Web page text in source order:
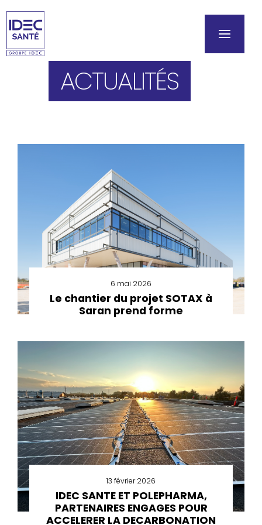
ACTUALITÉS
6 mai 2026
Le chantier du projet SOTAX à
Saran prend forme
13 février 2026
IDEC SANTE ET POLEPHARMA,
PARTENAIRES ENGAGES POUR
ACCELERER LA DECARBONATION